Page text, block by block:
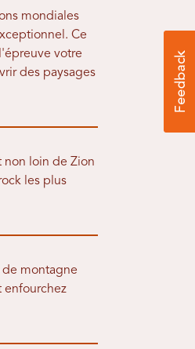
mondiales
Ce
votre
des paysages
non loin de Zion
les plus
de montagne
enfourchez